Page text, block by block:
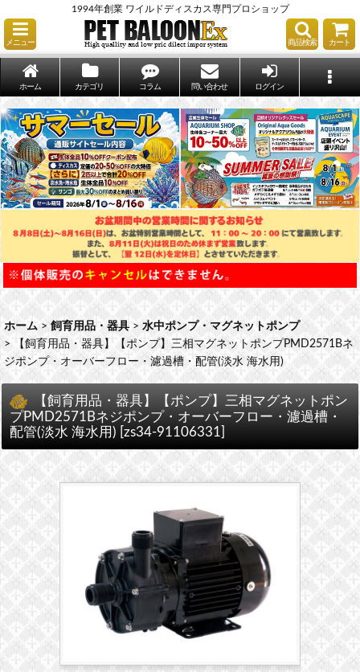
1994年創業 ワイルドディスカス専門プロショップ
メニュー 商品検索 カート
ホーム カテゴリ コラム 問い合わせ ログイン
ホーム > 飼育用品・器具 > 水中ポンプ・マグネットポンプ
> 【飼育用品・器具】【ポンプ】三相マグネットポンプPMD2571Bネ
ジポンプ・オーバーフロー・濾過槽・配管(淡水 海水用)
【飼育用品・器具】【ポンプ】三相マグネットポン
プPMD2571Bネジポンプ・オーバーフロー・濾過槽・
配管(淡水 海水用) zs34-91106331